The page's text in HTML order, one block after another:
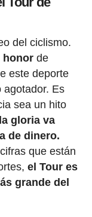
del ciclismo.
honorde
este deporte
agotador. Es
sea un hito
gloria va
de dinero.
que están
el Tour es
grande del